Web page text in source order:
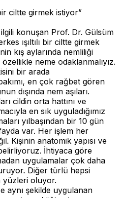
bir ciltte girmek istiyor”
konuşan Prof. Dr. Gülsüm
ışıltılı bir ciltte girmek
kış aylarında nemliliği
neme odaklanmalıyız.
bir arada
en çok rağbet gören
dışında nem aşıları.
cildin orta hattını ve
en sık uyguladığımız
yılbaşından bir 10 gün
var. Her işlem her
Kişinin anatomik yapısı ve
İhtiyaca göre
uygulamalar çok daha
Diğer türlü hepsi
yüzleri oluyor.
aynı şekilde uygulanan